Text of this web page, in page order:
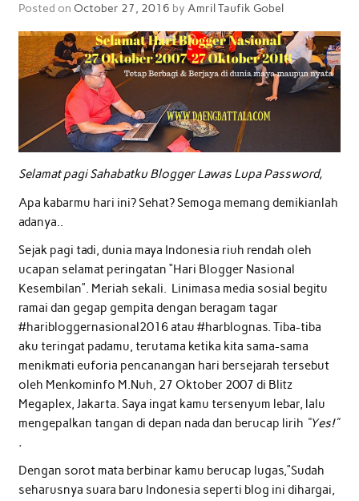
Posted on October 27, 2016 by Amril Taufik Gobel
Selamat pagi Sahabatku Blogger Lawas Lupa Password,
Apa kabarmu hari ini? Sehat? Semoga memang demikianlah
adanya..
Sejak pagi tadi, dunia maya Indonesia riuh rendah oleh
ucapan selamat peringatan “Hari Blogger Nasional
Kesembilan”. Meriah sekali. Linimasa media sosial begitu
ramai dan gegap gempita dengan beragam tagar
#haribloggernasional2016 atau #harblognas. Tiba-tiba
aku teringat padamu, terutama ketika kita sama-sama
menikmati euforia pencanangan hari bersejarah tersebut
oleh Menkominfo M.Nuh, 27 Oktober 2007 di Blitz
Megaplex, Jakarta. Saya ingat kamu tersenyum lebar, lalu
mengepalkan tangan di depan nada dan berucap lirih “Yes!”
.
Dengan sorot mata berbinar kamu berucap lugas,”Sudah
seharusnya suara baru Indonesia seperti blog ini dihargai,